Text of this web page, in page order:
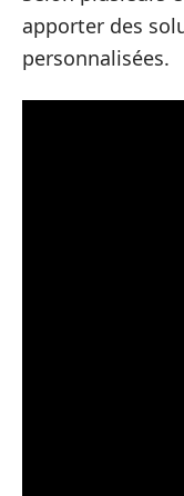
apporter des
personnalisées.